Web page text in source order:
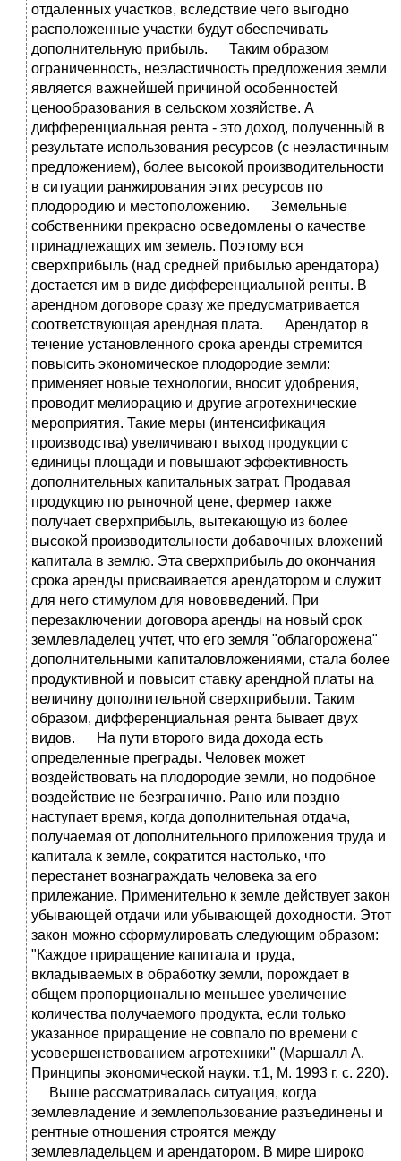
отдаленных участков, вследствие чего выгодно
расположенные участки будут обеспечивать
дополнительную прибыль. Таким образом
ограниченность, неэластичность предложения земли
является важнейшей причиной особенностей
ценообразования в сельском хозяйстве. А
дифференциальная рента - это доход, полученный в
результате использования ресурсов (с неэластичным
предложением), более высокой производительности
в ситуации ранжирования этих ресурсов по
плодородию и местоположению. Земельные
собственники прекрасно осведомлены о качестве
принадлежащих им земель. Поэтому вся
сверхприбыль (над средней прибылью арендатора)
достается им в виде дифференциальной ренты. В
арендном договоре сразу же предусматривается
соответствующая арендная плата. Арендатор в
течение установленного срока аренды стремится
повысить экономическое плодородие земли:
применяет новые технологии, вносит удобрения,
проводит мелиорацию и другие агротехнические
мероприятия. Такие меры (интенсификация
производства) увеличивают выход продукции с
единицы площади и повышают эффективность
дополнительных капитальных затрат. Продавая
продукцию по рыночной цене, фермер также
получает сверхприбыль, вытекающую из более
высокой производительности добавочных вложений
капитала в землю. Эта сверхприбыль до окончания
срока аренды присваивается арендатором и служит
для него стимулом для нововведений. При
перезаключении договора аренды на новый срок
землевладелец учтет, что его земля "облагорожена"
дополнительными капиталовложениями, стала более
продуктивной и повысит ставку арендной платы на
величину дополнительной сверхприбыли. Таким
образом, дифференциальная рента бывает двух
видов. На пути второго вида дохода есть
определенные преграды. Человек может
воздействовать на плодородие земли, но подобное
воздействие не безгранично. Рано или поздно
наступает время, когда дополнительная отдача,
получаемая от дополнительного приложения труда и
капитала к земле, сократится настолько, что
перестанет вознаграждать человека за его
прилежание. Применительно к земле действует закон
убывающей отдачи или убывающей доходности. Этот
закон можно сформулировать следующим образом:
"Каждое приращение капитала и труда,
вкладываемых в обработку земли, порождает в
общем пропорционально меньшее увеличение
количества получаемого продукта, если только
указанное приращение не совпало по времени с
усовершенствованием агротехники" (Маршалл А.
Принципы экономической науки. т.1, М. 1993 г. с. 220).
Выше рассматривалась ситуация, когда
землевладение и землепользование разъединены и
рентные отношения строятся между
землевладельцем и арендатором. В мире широко